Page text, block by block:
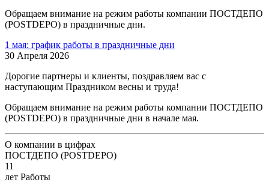
Обращаем внимание на режим работы компании ПОСТДЕПО
(POSTDEPO) в праздничные дни.
1 мая: график работы в праздничные дни
30 Апреля 2026
Дорогие партнеры и клиенты, поздравляем вас с
наступающим Праздником весны и труда!
Обращаем внимание на режим работы компании ПОСТДЕПО
(POSTDEPO) в праздничные дни в начале мая.
О компании в цифрах
ПОСТДЕПО (POSTDEPO)
11
лет Работы